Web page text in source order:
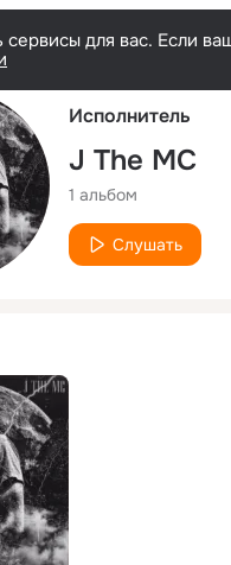
для вас. Если
Исполнитель
J The MC
1 альбом
Слушать